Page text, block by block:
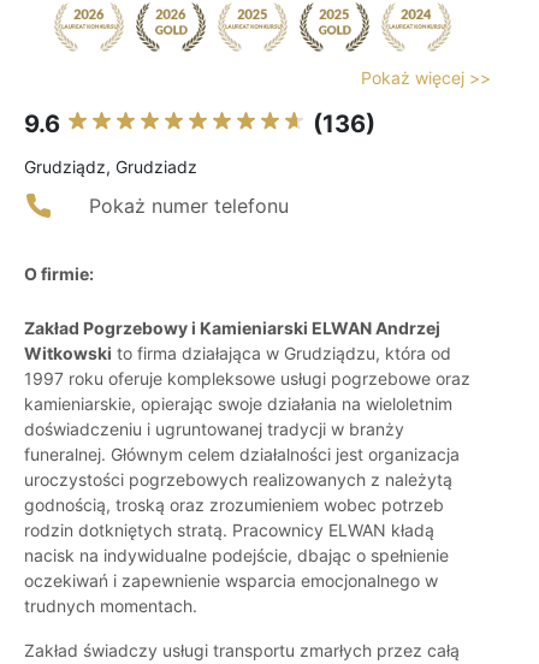
Pokaż więcej >>
9.6 (136)
Grudziądz, Grudziadz
Pokaż numer telefonu
O firmie:
Zakład Pogrzebowy i Kamieniarski ELWAN Andrzej
Witkowski to firma działająca w Grudziądzu, która od
1997 roku oferuje kompleksowe usługi pogrzebowe oraz
kamieniarskie, opierając swoje działania na wieloletnim
doświadczeniu i ugruntowanej tradycji w branży
funeralnej. Głównym celem działalności jest organizacja
uroczystości pogrzebowych realizowanych z należytą
godnością, troską oraz zrozumieniem wobec potrzeb
rodzin dotkniętych stratą. Pracownicy ELWAN kładą
nacisk na indywidualne podejście, dbając o spełnienie
oczekiwań i zapewnienie wsparcia emocjonalnego w
trudnych momentach.
Zakład świadczy usługi transportu zmarłych przez całą